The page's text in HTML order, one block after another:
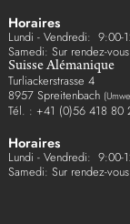
Horaires
Lundi - Vendredi: 9:00-
Samedi: Sur rendez-vous
Suisse Alémanique
Turliackerstrasse 4
8957 Spreitenbach
Tél. : +41 (0)56 418 80
Horaires
Lundi - Vendredi: 9:00-
Samedi: Sur rendez-vous